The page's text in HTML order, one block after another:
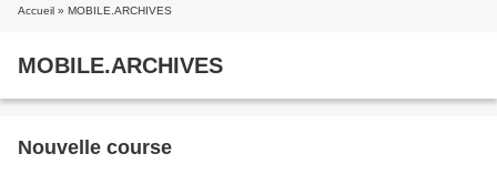
Accueil » MOBILE.ARCHIVES
MOBILE.ARCHIVES
Nouvelle course